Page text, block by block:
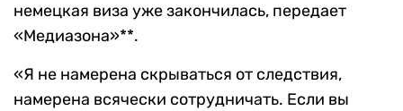
немецкая виза уже закончилась, передает
«Медиазона»**.
«Я не намерена скрываться от следствия,
намерена всячески сотрудничать. Если вы